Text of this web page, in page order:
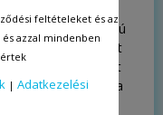
feltételeket és az
azzal mindenben
| Adatkezelési
mert lehet
ami hosszú
eredményt
olyan információkat
működnek a
Te is vonzó